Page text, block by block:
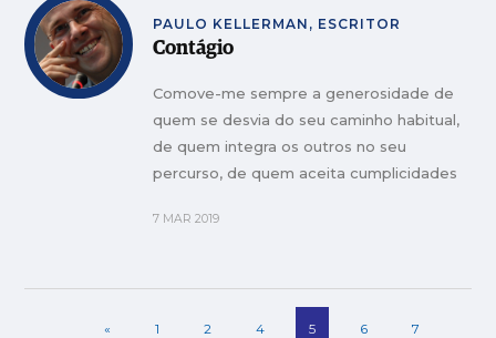
PAULO KELLERMAN, ESCRITOR
Contágio
Comove-me sempre a generosidade de
quem se desvia do seu caminho habitual,
de quem integra os outros no seu
percurso, de quem aceita cumplicidades
7 MAR 2019
« 1 2 4 5 6 7